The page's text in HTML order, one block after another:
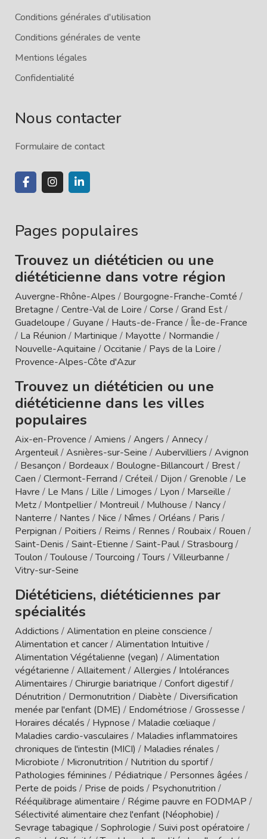
Conditions générales d'utilisation
Conditions générales de vente
Mentions légales
Confidentialité
Nous contacter
Formulaire de contact
Pages populaires
Trouvez un diététicien ou une
diététicienne dans votre région
Auvergne-Rhône-Alpes / Bourgogne-Franche-Comté /
Bretagne /Centre-Val de Loire /Corse /Grand Est/
Guadeloupe /Guyane / Hauts-de-France /Île-de-France
/ La Réunion / Martinique / Mayotte / Normandie /
Nouvelle-Aquitaine /Occitanie / Pays de la Loire /
Provence-Alpes-Côte d'Azur
Trouvez un diététicien ou une
diététicienne dans les villes
populaires
Aix-en-Provence /Amiens /Angers /Annecy/
Argenteuil/Asnières-sur-Seine /Aubervilliers /Avignon
/ Besançon / Bordeaux/ Boulogne-Billancourt/ Brest/
Caen /Clermont-Ferrand /Créteil/ Dijon /Grenoble / Le
Havre / Le Mans / Lille / Limoges / Lyon / Marseille /
Metz/ Montpellier/ Montreuil/ Mulhouse / Nancy/
Nanterre / Nantes / Nice / Nîmes /Orléans / Paris /
Perpignan / Poitiers / Reims / Rennes / Roubaix/ Rouen /
Saint-Denis /Saint-Etienne /Saint-Paul/Strasbourg /
Toulon /Toulouse /Tourcoing /Tours /Villeurbanne /
Vitry-sur-Seine
Diététiciens, diététiciennes par
spécialités
Addictions /Alimentation en pleine conscience /
Alimentation et cancer/Alimentation Intuitive /
Alimentation Végétalienne (vegan) /Alimentation
végétarienne /Allaitement/Allergies / Intolérances
Alimentaires /Chirurgie bariatrique /Confort digestif/
Dénutrition / Dermonutrition / Diabète / Diversification
menée par l'enfant (DME) / Endométriose /Grossesse /
Horaires décalés / Hypnose / Maladie cœliaque /
Maladies cardio-vasculaires / Maladies inflammatoires
chroniques de l'intestin (MICI) / Maladies rénales /
Microbiote / Micronutrition / Nutrition du sportif/
Pathologies féminines / Pédiatrique / Personnes âgées /
Perte de poids / Prise de poids / Psychonutrition /
Rééquilibrage alimentaire / Régime pauvre en FODMAP /
Sélectivité alimentaire chez l'enfant (Néophobie) /
Sevrage tabagique /Sophrologie /Suivi post opératoire /